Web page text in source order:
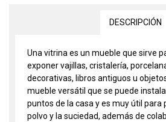
DESCRIPCIÓN
Una vitrina es un mueble que sirve
exponer vajillas, cristalería,
decorativas, libros antiguos u
mueble versátil que se puede
puntos de la casa y es muy útil para
polvo y la suciedad, además de